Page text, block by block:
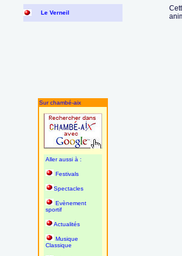
Le Verneil
Sur chambé-aix
Aller aussi à :
Festivals
Spectacles
Evènement
sportif
Actualités
Musique
Classique